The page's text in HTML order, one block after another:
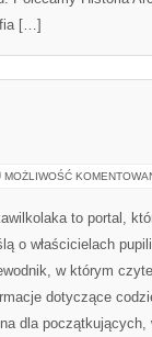
[…]
MOŻLIWOŚĆ
to portal,
o właścicielach
w którym
dotyczące
dla początkujących,